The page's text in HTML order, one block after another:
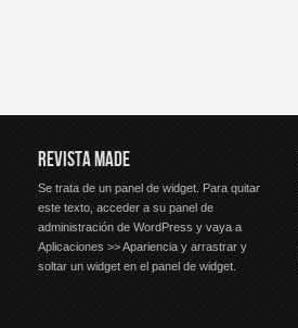
REVISTA MADE
Se trata de un panel de widget. Para quitar
este texto, acceder a su panel de
administración de WordPress y vaya a
Aplicaciones >> Apariencia y arrastrar y
soltar un widget en el panel de widget.